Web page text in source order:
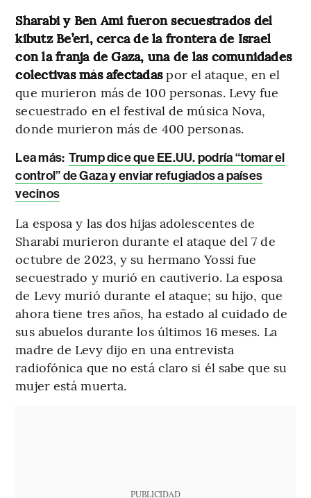
Sharabi y Ben Ami fueron secuestrados del
kibutz Be’eri, cerca de la frontera de Israel
con la franja de Gaza, una de las comunidades
colectivas más afectadaspor el ataque, en el
que murieron más de 100 personas. Levy fue
secuestrado en el festival de música Nova,
donde murieron más de 400 personas.
Lea más: Trump dice que EE.UU. podría “tomar el
control” de Gaza y enviar refugiados a países
vecinos
La esposa y las dos hijas adolescentes de
Sharabi murieron durante el ataque del 7 de
octubre de 2023, y su hermano Yossi fue
secuestrado y murió en cautiverio. La esposa
de Levy murió durante el ataque; su hijo, que
ahora tiene tres años, ha estado al cuidado de
sus abuelos durante los últimos 16 meses. La
madre de Levy dijo en una entrevista
radiofónica que no está claro si él sabe que su
mujer está muerta.
PUBLICIDAD